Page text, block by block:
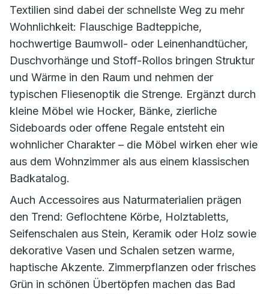
Textilien sind dabei der schnellste Weg zu mehr
Wohnlichkeit: Flauschige Badteppiche,
hochwertige Baumwoll- oder Leinenhandtücher,
Duschvorhänge und Stoff-Rollos bringen Struktur
und Wärme in den Raum und nehmen der
typischen Fliesenoptik die Strenge. Ergänzt durch
kleine Möbel wie Hocker, Bänke, zierliche
Sideboards oder offene Regale entsteht ein
wohnlicher Charakter – die Möbel wirken eher wie
aus dem Wohnzimmer als aus einem klassischen
Badkatalog.
Auch Accessoires aus Naturmaterialien prägen
den Trend: Geflochtene Körbe, Holztabletts,
Seifenschalen aus Stein, Keramik oder Holz sowie
dekorative Vasen und Schalen setzen warme,
haptische Akzente. Zimmerpflanzen oder frisches
Grün in schönen Übertöpfen machen das Bad